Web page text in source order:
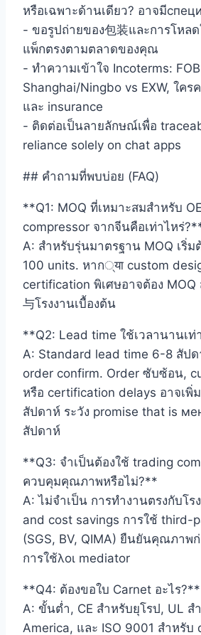
หรือเฉพาะด้านเดียว? อาจมี
- ขอรูปถ่ายของ包装และการโหล
แพ็กตรงตามตลาดของคุณ
- ทำความเข้าใจ Incoterms: FOB
Shanghai/Ningbo vs EXW, ใคร
และ insurance
- ติดต่อเป็นลายลักษณ์เพื่อ
reliance solely on chat apps
## คำถามที่พบบ่อย (FAQ)
**Q1: MOQ ที่เหมาะสมสำหรับ
compressor จากจีนคือเท่าไหร่
A: สำหรับรุ่นมาตรฐาน MOQ เริ่
100 units. หาก्या custom
certification พิเศษอาจต้อง
与โรงงานเบื้องต้น
**Q2: Lead time ใช้เวลานานเท่
A: Standard lead time 6-8 สัป
order confirm. Order ซับซ้อน,
หรือ certification delays อาจเพิ่
สัปดาห์ ระวัง promise that is
สัปดาห์
**Q3: จำเป็นต้องใช้ trading
ควบคุมคุณภาพหรือไม่?**
A: ไม่จำเป็น การทำงานตรงกับโร
and cost savings การใช้ third-
(SGS, BV, QIMA) ยืนยันคุณภาพ
การใช้λοι mediator
**Q4: ต้องขอใบ Carnet อะไร?**
A: ขั้นต่ำ, CE สำหรับยุโรป, UL ส
America, และ ISO 9001 สำหรับ